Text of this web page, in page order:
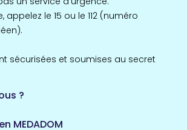
Île-de-France
espaces de santé
Côtes-d'Armor
Maine-et-Loire
1 espaces de santé
appelez le 15 ou le 112 (numéro
sécurisées et soumises au secret
?
MEDADOM